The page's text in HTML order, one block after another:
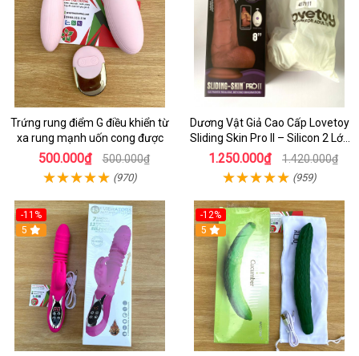
Trứng rung điểm G điều khiển từ
xa rung mạnh uốn cong được
500.000₫ 500.000₫
(970)
Dương Vật Giả Cao Cấp Lovetoy
Sliding Skin Pro II – Silicon 2 Lớp
Mềm Mịn, Rung Đa Tần Từ Xa
1.250.000₫ 1.420.000₫
(959)
-11%
5
-12%
5